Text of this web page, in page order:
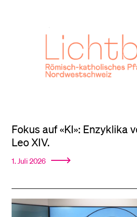
Fokus auf «KI»: Enzyklika
Leo XIV.
1. Juli 2026